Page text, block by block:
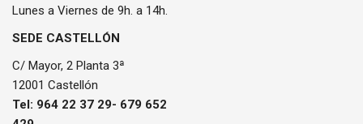
Lunes a Viernes de 9h. a 14h.
SEDE CASTELLÓN
C/ Mayor, 2 Planta 3ª
12001 Castellón
Tel: 964 22 37 29- 679 652